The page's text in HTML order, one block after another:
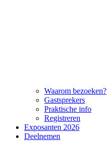
Waarom bezoeken?
Gastsprekers
Praktische info
Registreren
Exposanten 2026
Deelnemen